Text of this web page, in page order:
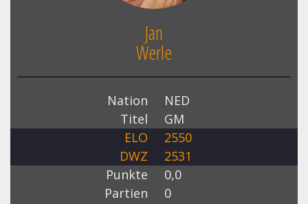
Jan
Werle
Nation
NED
Titel
GM
ELO
2550
DWZ
2531
Punkte
0,0
Partien
0